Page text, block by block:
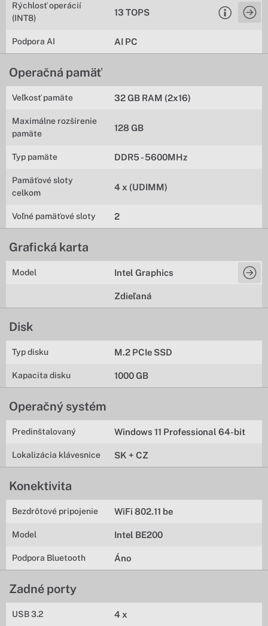
Rýchlosť operácií
(INT8)
13 TOPS
Podpora AI AI PC
Operačná pamäť
Veľkosť pamäte 32 GB RAM (2x16)
Maximálne rozšírenie
pamäte
128 GB
Typ pamäte DDR5 - 5600MHz
Pamäťové sloty
celkom
4 x (UDIMM)
Voľné pamäťové sloty 2
Grafická karta
Model Intel Graphics
Zdieľaná
Disk
Typ disku M.2 PCIe SSD
Kapacita disku 1000 GB
Operačný systém
Predinštalovaný Windows 11 Professional 64-bit
Lokalizácia klávesnice SK + CZ
Konektivita
Bezdrôtové pripojenie WiFi 802.11 be
Model Intel BE200
Podpora Bluetooth Áno
Zadné porty
USB 3.2 4 x